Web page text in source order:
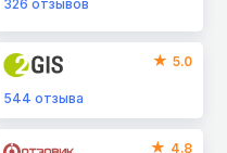
326отзывов
5.0
544отзыва
4.8